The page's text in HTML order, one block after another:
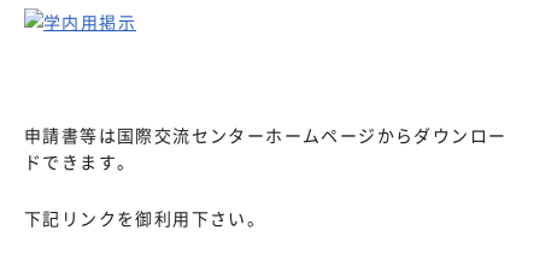
申請書等は国際交流センターホームページからダウンロー
ドできます。
下記リンクを御利用下さい。